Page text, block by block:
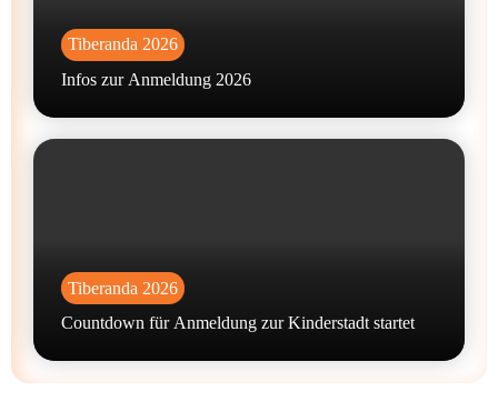
Tiberanda 2026
Infos zur Anmeldung 2026
Tiberanda 2026
Countdown für Anmeldung zur Kinderstadt startet